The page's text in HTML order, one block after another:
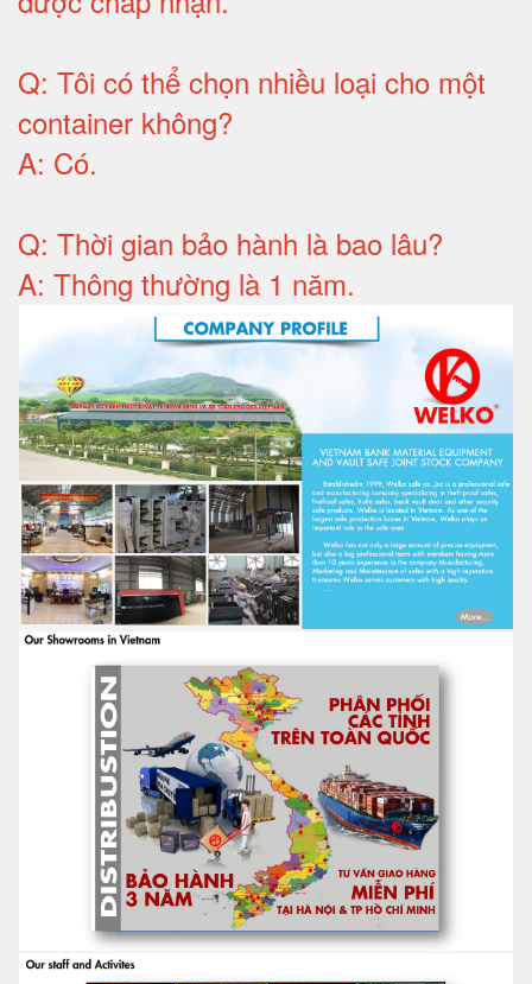
Q: Tôi có thể chọn nhiều loại cho một
container không?
A: Có.
Q: Thời gian bảo hành là bao lâu?
A: Thông thường là 1 năm.